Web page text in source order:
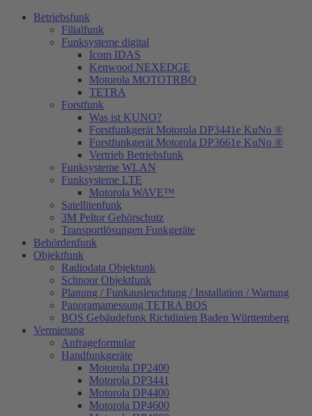
Betriebsfunk
Filialfunk
Funksysteme digital
Icom IDAS
Kenwood NEXEDGE
Motorola MOTOTRBO
TETRA
Forstfunk
Was ist KUNO?
Forstfunkgerät Motorola DP3441e KuNo ®
Forstfunkgerät Motorola DP3661e KuNo ®
Vertrieb Betriebsfunk
Funksysteme WLAN
Funksysteme LTE
Motorola WAVE™
Satellitenfunk
3M Peltor Gehörschutz
Transportlösungen Funkgeräte
Behördenfunk
Objektfunk
Radiodata Objektunk
Schnoor Objektfunk
Planung / Funkausleuchtung / Installation / Wartung
Panoramamessung TETRA BOS
BOS Gebäudefunk Richtlinien Baden Württemberg
Vermietung
Anfrageformular
Handfunkgeräte
Motorola DP2400
Motorola DP3441
Motorola DP4400
Motorola DP4600